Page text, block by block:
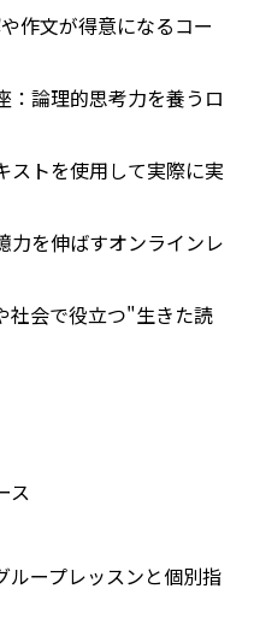
作文が得意になるコー
：論理的思考力を養うロ
ストを使用して実際に実
力を伸ばすオンラインレ
社会で役立つ"生きた読
ス
ループレッスンと個別指